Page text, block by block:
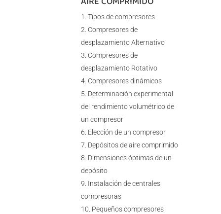
Tipos de compresores
Compresores de
desplazamiento Alternativo
Compresores de
desplazamiento Rotativo
Compresores dinámicos
Determinación experimental
del rendimiento volumétrico de
un compresor
Elección de un compresor
Depósitos de aire comprimido
Dimensiones óptimas de un
depósito
Instalación de centrales
compresoras
Pequeños compresores